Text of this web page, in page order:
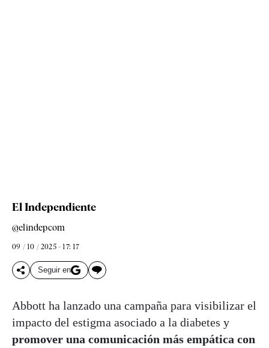
El Independiente
@elindepcom
09 / 10 / 2025 - 17: 17
Seguir en
Abbott ha lanzado una campaña para visibilizar el
impacto del estigma asociado a la diabetes y
promover una comunicación más empática con